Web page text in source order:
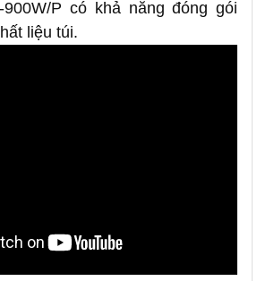
P có khả năng đóng gói
liệu túi.